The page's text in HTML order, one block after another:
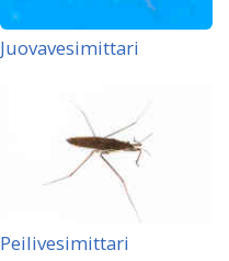
Juovavesimittari
Peilivesimittari